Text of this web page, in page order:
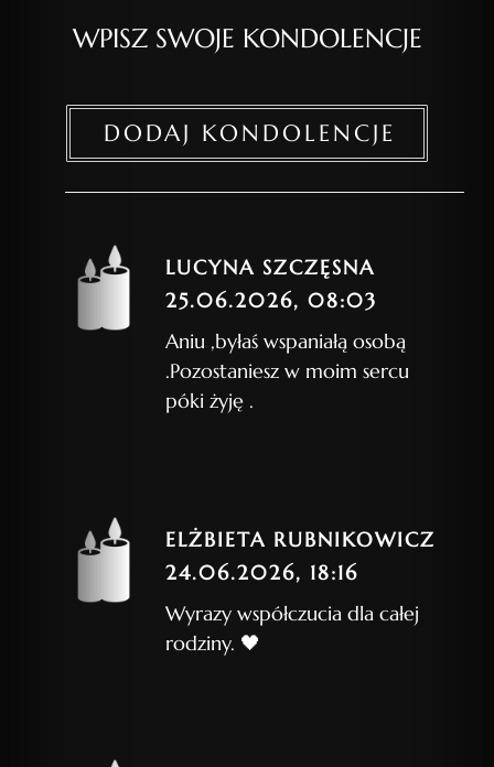
WPISZ SWOJE KONDOLENCJE
DODAJ KONDOLENCJE
LUCYNA SZCZĘSNA
25.06.2026, 08:03
Aniu ,byłaś wspaniałą osobą
.Pozostaniesz w moim sercu
póki żyję .
ELŻBIETA RUBNIKOWICZ
24.06.2026, 18:16
Wyrazy współczucia dla całej
rodziny. 🖤